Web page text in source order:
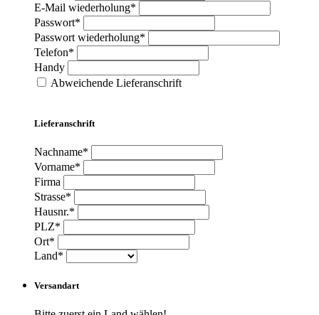
E-Mail wiederholung*
Passwort*
Passwort wiederholung*
Telefon*
Handy
Abweichende Lieferanschrift
Lieferanschrift
Nachname*
Vorname*
Firma
Strasse*
Hausnr.*
PLZ*
Ort*
Land*
Versandart